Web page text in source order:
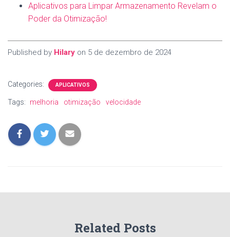
Aplicativos para Limpar Armazenamento Revelam o
Poder da Otimização!
Published by Hilary on 5 de dezembro de 2024
Categories: APLICATIVOS
Tags: melhoria otimização velocidade
Related Posts